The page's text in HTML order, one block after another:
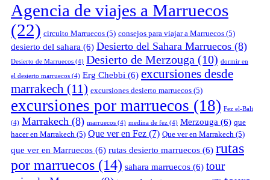
Agencia de viajes a Marruecos
(22) circuito Marruecos (5) consejos para viajar a Marruecos (5)
desierto del sahara (6) Desierto del Sahara Marruecos (8)
Desierto de Marruecos (4) Desierto de Merzouga (10) dormir en
el desierto marruecos (4) Erg Chebbi (6) excursiones desde
marrakech (11) excursiones desierto marruecos (5)
excursiones por marruecos (18) Fez el-Bali
(4) Marrakech (8) marruecos (4) medina de fez (4) Merzouga (6) que
hacer en Marrakech (5) Que ver en Fez (7) Que ver en Marrakech (5)
que ver en Marruecos (6) rutas desierto marruecos (6) rutas
por marruecos (14) sahara marruecos (6) tour